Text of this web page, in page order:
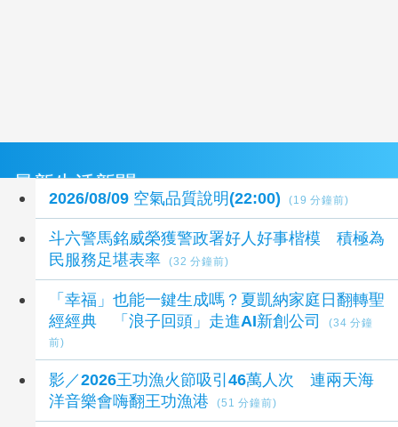
最新生活新聞
2026/08/09 空氣品質說明(22:00) (19 分鐘前)
斗六警馬銘威榮獲警政署好人好事楷模 積極為
民服務足堪表率
(32 分鐘前)
「幸福」也能一鍵生成嗎？夏凱納家庭日翻轉聖
經經典 「浪子回頭」走進AI新創公司
(34 分鐘
前)
影／2026王功漁火節吸引46萬人次 連兩天海
洋音樂會嗨翻王功漁港
(51 分鐘前)